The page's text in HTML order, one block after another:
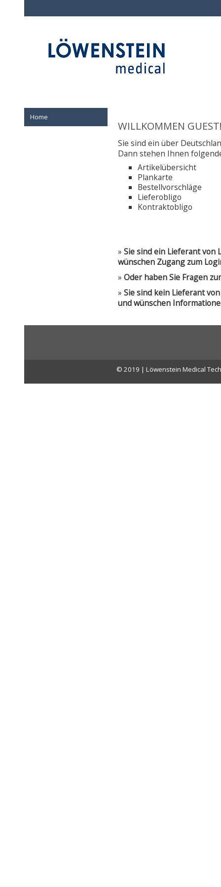
Home
WILLKOMMEN
Sie sind ein über
Dann stehen Ihnen
Artikelübersicht
Plankarte
Bestellvorschläge
Lieferobligo
Kontraktobligo
» Sie sind ein Lieferant von
wünschen Zugang zum
» Oder haben Sie Fragen
» Sie sind kein Lieferant
und wünschen
© 2019 | Löwenstein Medical